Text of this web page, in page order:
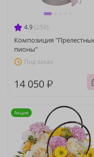
4.9 (259)
Композиция
пионы"
Под заказ
14 050 ₽
Акция